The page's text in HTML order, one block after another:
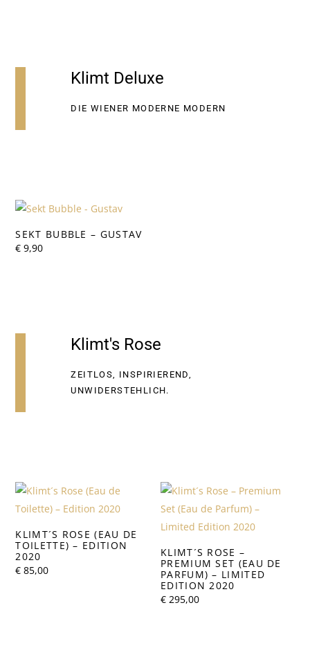
Klimt Deluxe
DIE WIENER MODERNE MODERN
SEKT BUBBLE – GUSTAV
€ 9,90
Klimt's Rose
ZEITLOS, INSPIRIEREND,
UNWIDERSTEHLICH.
KLIMT´S ROSE (EAU DE
TOILETTE) – EDITION
2020
€ 85,00
KLIMT´S ROSE –
PREMIUM SET (EAU DE
PARFUM) – LIMITED
EDITION 2020
€ 295,00